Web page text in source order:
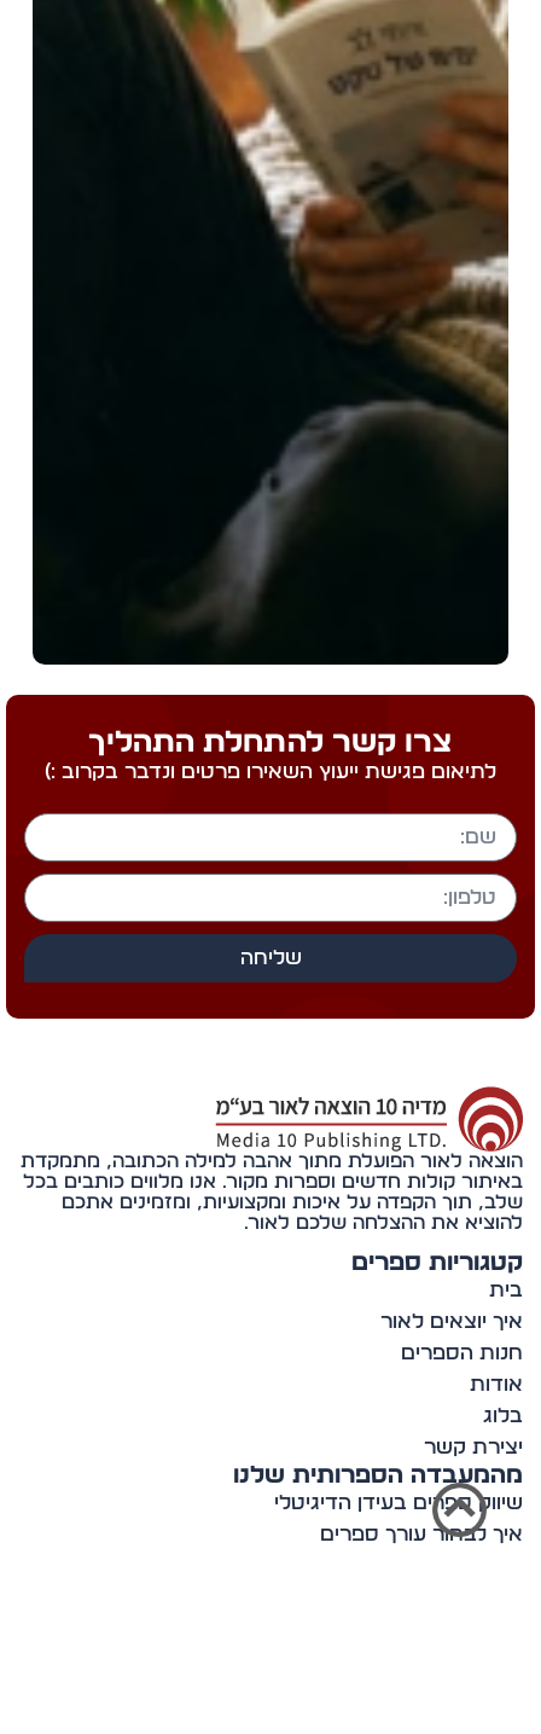
בתהליך הזה, כל שלב תומך בשלב הקודם, ויחד
הם הופכים את הספר ליצירה שלמה, מקצועית
ומרשימה, שמכבדת את הקורא ואת המחבר
כאחד. מדובר על מסע שבו כל פרט, גדול כקטן,
משפיע על התחושה הכללית של הקורא
ומאפשר לו להתחבר למסרים, לסיפור או לכל
תוכן אחר בצורה שמחזקת את החוויה ומעלה את
הערך של היצירה כולה.
עושים את זה?
שלב. אנו מתחילים בהערכת כתב היד, ממשיכים
לעריכה לשונית והגהה מקצועית, דואגים ל
איכותי, הפקה פיזית ודיגיטלית, ומסייעים
בשיווק ובהפצה. אנו מתמחים במגוון רחב של
ז'אנרים ומציעים פתרונות מותאמים אישית לכל
סופר וכל פרויקט. המטרה שלנו היא להפוך את
הספר שלכם ליצירה מלאה, ברורה, קריאה
את הספר שלכם למצליח. לתיאום פגישת ייעוץ
איתנו, השאירו פרטים ואנו נחזור אליכם בהקדם
צרו קשר להתחלת התהליך
לתיאום פגישת ייעוץ השאירו פרטים ונדבר בקרוב :)
שליחה
לאור הפועלת מתוך אהבה למילה הכתובה, מתמקדת
קולות חדשים וספרות מקור. אנו מלווים כותבים בכל
תוך הקפדה על איכות ומקצועיות, ומזמינים אתכם
את ההצלחה שלכם לאור.
ספרים
יוצאים לאור
הספרים
קשר
הספרותית שלנו
ספרים בעידן הדיגיטלי
לבחור עורך ספרים